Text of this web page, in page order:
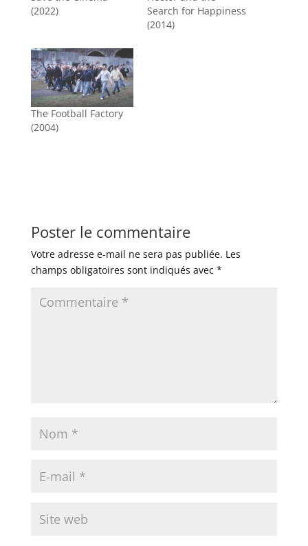
(2022)
Search for Happiness
(2014)
The Football Factory
(2004)
Poster le commentaire
Votre adresse e-mail ne sera pas publiée. Les
champs obligatoires sont indiqués avec *